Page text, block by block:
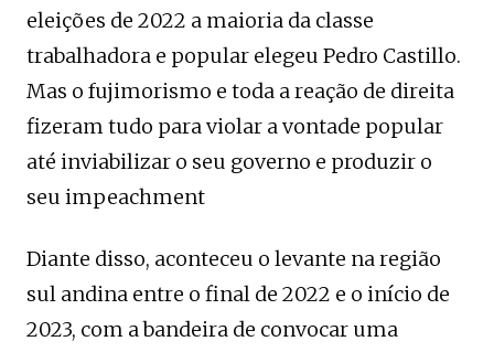
eleições de 2022 a maioria da classe
trabalhadora e popular elegeu Pedro Castillo.
Mas o fujimorismo e toda a reação de direita
fizeram tudo para violar a vontade popular
até inviabilizar o seu governo e produzir o
seu impeachment
Diante disso, aconteceu o levante na região
sul andina entre o final de 2022 e o início de
2023, com a bandeira de convocar uma